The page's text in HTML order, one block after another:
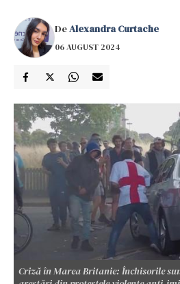
DeAlexandra Curtache
06 AUGUST 2024
Criză în Marea Britanie: Închisorile